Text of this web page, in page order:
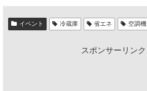
イベント 冷蔵庫 省エネ 空調機
スポンサーリンク